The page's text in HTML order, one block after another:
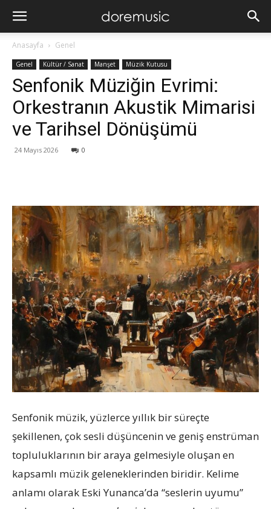
Anasayfa Genel
Genel Kültür / Sanat Manşet Müzik Kutusu
Senfonik Müziğin Evrimi:
Orkestranın Akustik Mimarisi
ve Tarihsel Dönüşümü
24 Mayıs 2026 0
Senfonik müzik, yüzlerce yıllık bir süreçte
şekillenen, çok sesli düşüncenin ve geniş enstrüman
topluluklarının bir araya gelmesiyle oluşan en
kapsamlı müzik geleneklerinden biridir. Kelime
anlamı olarak Eski Yunanca’da “seslerin uyumu”